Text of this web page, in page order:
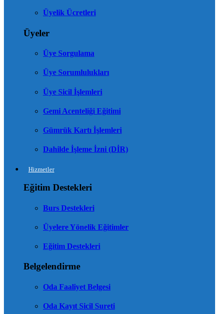
Üyelik Ücretleri
Üyeler
Üye Sorgulama
Üye Sorumlulukları
Üye Sicil İşlemleri
Gemi Acenteliği Eğitimi
Gümrük Kartı İşlemleri
Dahilde İşleme İzni (DİR)
Hizmetler
Eğitim Destekleri
Burs Destekleri
Üyelere Yönelik Eğitimler
Eğitim Destekleri
Belgelendirme
Oda Faaliyet Belgesi
Oda Kayıt Sicil Sureti